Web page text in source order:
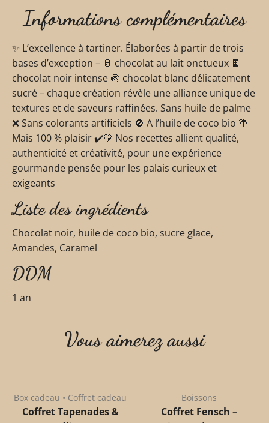
Informations complémentaires
✨ L’excellence à tartiner. Élaborées à partir de trois
bases d’exception – 🥛 chocolat au lait onctueux 🍫
chocolat noir intense 🍥 chocolat blanc délicatement
sucré – chaque création révèle une alliance unique de
textures et de saveurs raffinées. Sans huile de palme
❌ Sans colorants artificiels 🚫 A l’huile de coco bio 🌴
Mais 100 % plaisir ✔️💛 Nos recettes allient qualité,
authenticité et créativité, pour une expérience
gourmande pensée pour les palais curieux et
exigeants
Liste des ingrédients
Chocolat noir, huile de coco bio, sucre glace,
Amandes, Caramel
DDM
1 an
Vous aimerez aussi
Box cadeau • Coffret cadeau
Coffret Tapenades &
Boissons
Coffret Fensch –